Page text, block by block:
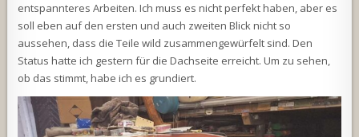
entspannteres Arbeiten. Ich muss es nicht perfekt haben, aber es
soll eben auf den ersten und auch zweiten Blick nicht so
aussehen, dass die Teile wild zusammengewürfelt sind. Den
Status hatte ich gestern für die Dachseite erreicht. Um zu sehen,
ob das stimmt, habe ich es grundiert.